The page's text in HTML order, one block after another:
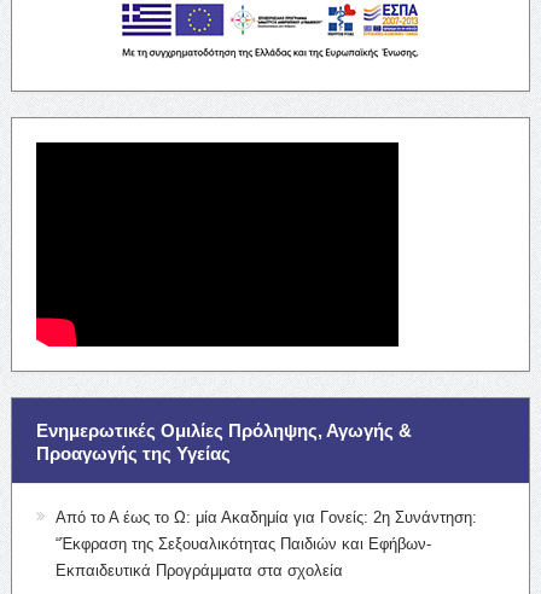
Ενημερωτικές Ομιλίες Πρόληψης, Αγωγής &
Προαγωγής της Υγείας
Από το Α έως το Ω: μία Ακαδημία για Γονείς: 2η Συνάντηση:
“Έκφραση της Σεξουαλικότητας Παιδιών και Εφήβων-
Εκπαιδευτικά Προγράμματα στα σχολεία